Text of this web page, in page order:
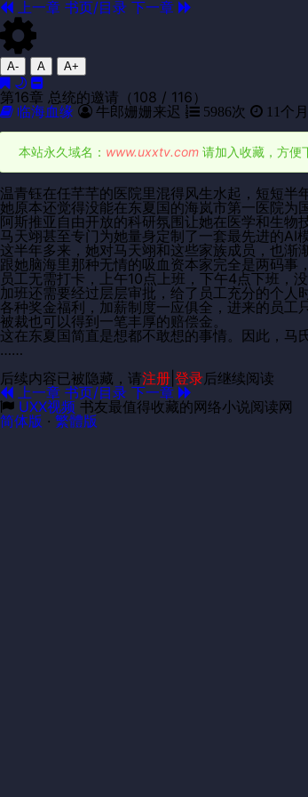
上一章 书页/目录 下一章
A- A A+
第16章 总统的邀请（108 / 116）
临海血缘 牛郎姗姗来迟 5986次 11个
本站永久域名： www.uxxtv.com 请加入收藏，方便
温青钰在任芊芊的医院里混得风生水起，短短半
她原本还觉得没能在东夏国的海岚市第一医院为
阿斯推亚自由开放的科研氛围让她在医学和生物
马天翊甚至专门为她量身定制了一套最先进的AI
这半年多来，她对马天翊和这些家族成员，也渐
跟她脑海里那种无情的吸血资本家完全是两码事
员工无需打卡，上午10点上班，下午4点下班，
加班还需要经过层层审批，给了员工充分的个人时
各种奖金福利，加薪制度一应俱全，进来的员工
被裁也可以得到一笔丰厚的赔偿金。
这在东夏国简直是想都不敢想的事情。因此，马
……
后续内容已被隐藏，请注册 登录后继续阅读
上一章 书页/目录 下一章
UXX视频 书友最值得收藏的网络小说阅读网
简体版 · 繁體版